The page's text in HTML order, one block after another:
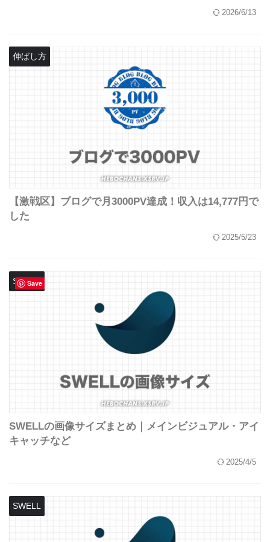
2026/6/13
伸ばし方
【激戦区】ブログで月3000PV達成！収入は14,777円で
した
2025/5/23
SWELL
SWELLの画像サイズまとめ｜メインビジュアル・アイ
キャッチなど
2025/4/5
SWELL
Save